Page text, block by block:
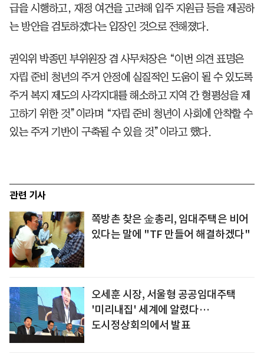
급을 시행하고, 재정 여건을 고려해 입주 지원금 등을 제공하
는 방안을 검토하겠다는 입장인 것으로 전해졌다.
권익위 박종민 부위원장 겸 사무처장은 “이번 의견 표명은
자립 준비 청년의 주거 안정에 실질적인 도움이 될 수 있도록
주거 복지 제도의 사각지대를 해소하고 지역 간 형평성을 제
고하기 위한 것”이라며 “자립 준비 청년이 사회에 안착할 수
있는 주거 기반이 구축될 수 있을 것”이라고 했다.
관련 기사
쪽방촌 찾은 金총리, 임대주택은 비어
있다는 말에 "TF 만들어 해결하겠다"
오세훈 시장, 서울형 공공임대주택
'미리내집' 세계에 알렸다…
도시정상회의에서 발표